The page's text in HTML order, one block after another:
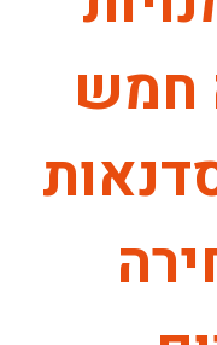
חמש